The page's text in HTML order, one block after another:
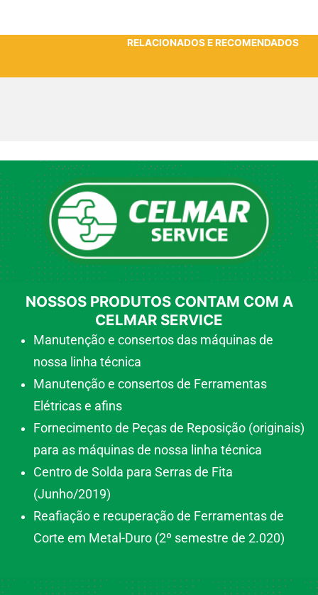
RELACIONADOS E RECOMENDADOS
NOSSOS PRODUTOS CONTAM COM A
CELMAR SERVICE
Manutenção e consertos das máquinas de
nossa linha técnica
Manutenção e consertos de Ferramentas
Elétricas e afins
Fornecimento de Peças de Reposição (originais)
para as máquinas de nossa linha técnica
Centro de Solda para Serras de Fita
(Junho/2019)
Reafiação e recuperação de Ferramentas de
Corte em Metal-Duro (2º semestre de 2.020)